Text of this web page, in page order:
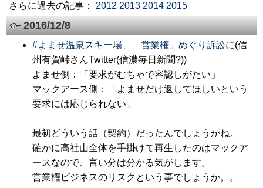
さらに過去の記事： 2012 2013 2014 2015
2016/12/8†
#よませ温泉スキー場、「営業権」めぐり訴訟に(信
州有賀峠さんTwitter(信濃毎日新聞?))
よませ側：「要求がむちゃで容認しがたい」
マックアース側：「よませだけ返してほしいという
要求には応じられない」
最初どういう話（契約）だったんでしょうかね。
確かに高社山全体を手掛けて再生したのはマックア
ースなので、言い分は分かる気がします。
営業権ビジネスのリスクという事でしょうか。。